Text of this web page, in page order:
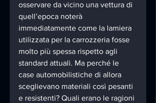
osservare da vicino una vettura di
quell’epoca noterà
immediatamente come la lamiera
utilizzata per la carrozzeria fosse
molto più spessa rispetto agli
standard attuali. Ma perché le
case automobilistiche di allora
sceglievano materiali così pesanti
e resistenti? Quali erano le ragioni